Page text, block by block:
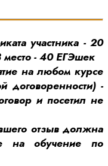
участника - 20
- 40 ЕГЭшек
на любом курсе
договоренности) -
и посетил не
отзыв должна
на обучение по